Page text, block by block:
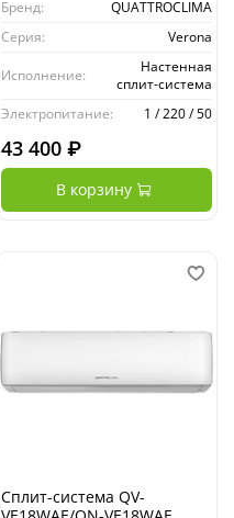
Бренд:
QUATTROCLIMA
Серия:
Verona
Исполнение:
Настенная
сплит-система
Электропитание:
1 / 220 / 50
43 400 ₽
В корзину
Сплит-система QV-